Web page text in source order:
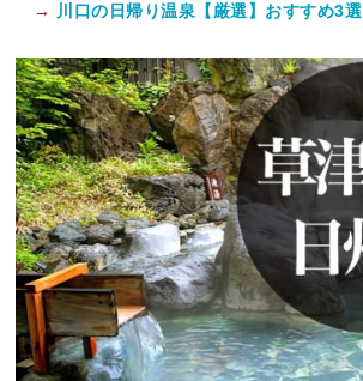
→ 川口の日帰り温泉【厳選】おすすめ3選